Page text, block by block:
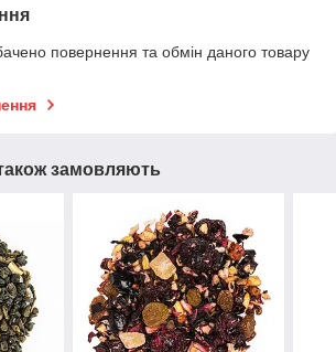
повернення та обмін даного товару
замовляють